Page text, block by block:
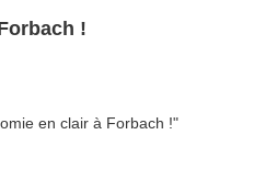
!